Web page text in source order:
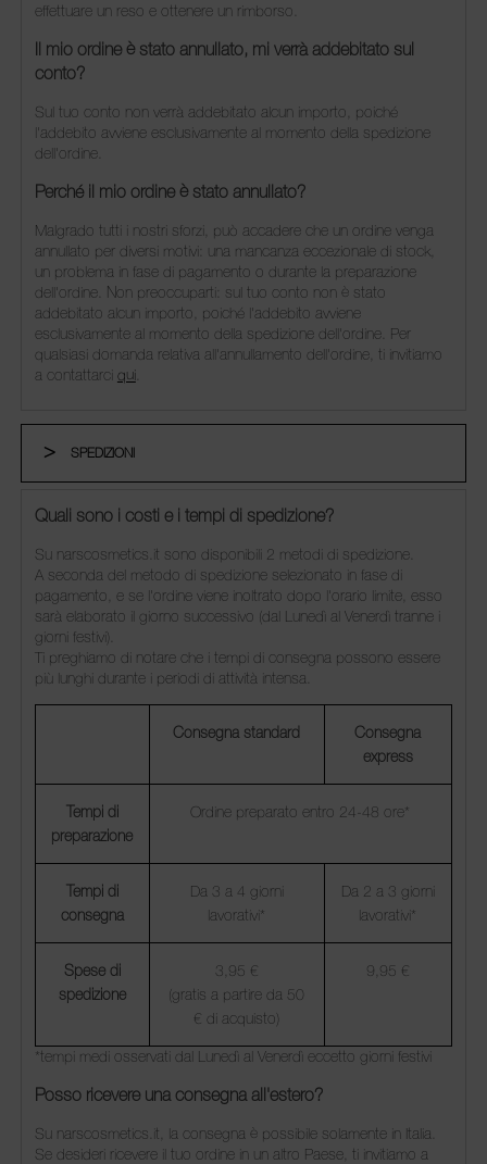
effettuare un reso e ottenere un rimborso.
Il mio ordine è stato annullato, mi verrà addebitato sul
conto?
Sul tuo conto non verrà addebitato alcun importo, poiché
l'addebito avviene esclusivamente al momento della spedizione
dell'ordine.
Perché il mio ordine è stato annullato?
Malgrado tutti i nostri sforzi, può accadere che un ordine venga
annullato per diversi motivi: una mancanza eccezionale di stock,
un problema in fase di pagamento o durante la preparazione
dell'ordine. Non preoccuparti: sul tuo conto non è stato
addebitato alcun importo, poiché l'addebito avviene
esclusivamente al momento della spedizione dell'ordine. Per
qualsiasi domanda relativa all'annullamento dell'ordine, ti invitiamo
a contattarci qui.
SPEDIZIONI
Quali sono i costi e i tempi di spedizione?
Su narscosmetics.it sono disponibili 2 metodi di spedizione.
A seconda del metodo di spedizione selezionato in fase di
pagamento, e se l'ordine viene inoltrato dopo l'orario limite, esso
sarà elaborato il giorno successivo (dal Lunedì al Venerdì tranne i
giorni festivi).
Ti preghiamo di notare che i tempi di consegna possono essere
più lunghi durante i periodi di attività intensa.
Consegna standard
Consegna
express
Tempi di
preparazione
Ordine preparato entro 24-48 ore*
Tempi di
consegna
Da 3 a 4 giorni
lavorativi*
Da 2 a 3 giorni
lavorativi*
Spese di
spedizione
3,95 €
(gratis a partire da 50
€ di acquisto)
9,95 €
*tempi medi osservati dal Lunedì al Venerdì eccetto giorni festivi
Posso ricevere una consegna all'estero?
Su narscosmetics.it, la consegna è possibile solamente in Italia.
Se desideri ricevere il tuo ordine in un altro Paese, ti invitiamo a